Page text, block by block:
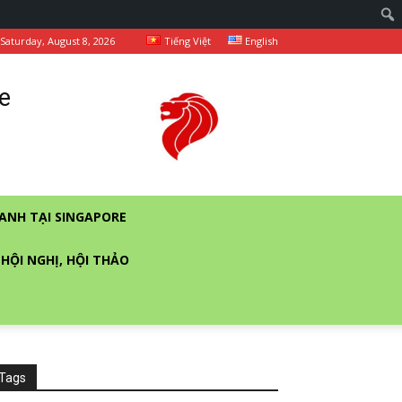
Saturday, August 8, 2026 Tiếng Việt English
TẠI SINGAPORE
NGHỊ, HỘI THẢO